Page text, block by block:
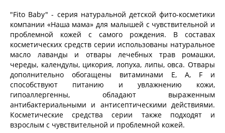
"Fito Baby" - серия натуральной детской фито-косметики
компании «Наша мама» для малышей с чувствительной и
проблемной кожей с самого рождения. В составах
косметических средств серии использованы натуральное
масло лаванды и отвары лечебных трав ромашки,
череды, календулы, цикория, лопуха, липы, овса. Отвары
дополнительно обогащены витаминами Е, А, F и
способствуют питанию и увлажнению кожи,
гипоаллергенны, обладают выраженным
антибактериальными и антисептическими действиями.
Косметические средства серии также подходят и
взрослым с чувствительной и проблемной кожей.